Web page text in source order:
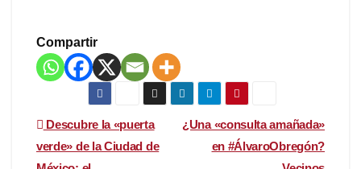
Compartir
Navegación
de
¿Una «consulta amañada»
en #ÁlvaroObregón?
Descubre la «puerta
verde» de la Ciudad de